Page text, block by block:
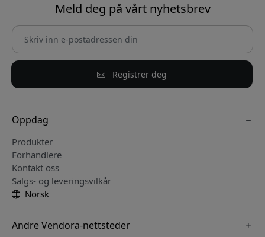
Meld deg på vårt nyhetsbrev
Registrer deg
Oppdag
Produkter
Forhandlere
Kontakt oss
Salgs- og leveringsvilkår
Norsk
Andre Vendora-nettsteder